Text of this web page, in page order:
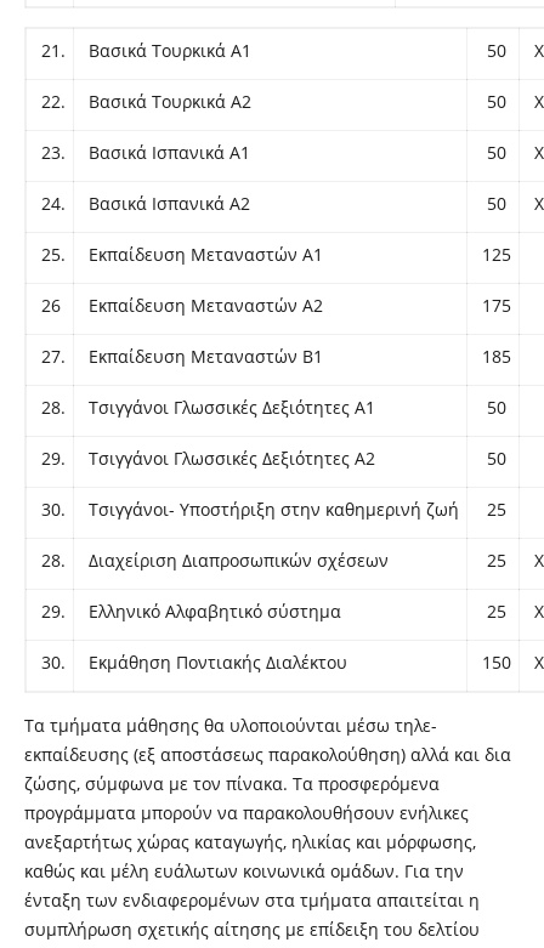
21. Βασικά Τουρκικά Α1 50 Χ
22. Βασικά Τουρκικά Α2 50 Χ
23. Βασικά Ισπανικά Α1 50 Χ
24. Βασικά Ισπανικά Α2 50 Χ
25. Εκπαίδευση Μεταναστών Α1 125
26 Εκπαίδευση Μεταναστών Α2 175
27. Εκπαίδευση Μεταναστών Β1 185
28. Τσιγγάνοι Γλωσσικές Δεξιότητες Α1 50
29. Τσιγγάνοι Γλωσσικές Δεξιότητες Α2 50
30. Τσιγγάνοι- Υποστήριξη στην καθημερινή ζωή 25
28. Διαχείριση Διαπροσωπικών σχέσεων 25 Χ
29. Ελληνικό Αλφαβητικό σύστημα 25 Χ
30. Εκμάθηση Ποντιακής Διαλέκτου 150 Χ
Τα τμήματα μάθησης θα υλοποιούνται μέσω τηλε-
εκπαίδευσης (εξ αποστάσεως παρακολούθηση) αλλά και δια
ζώσης, σύμφωνα με τον πίνακα. Τα προσφερόμενα
προγράμματα μπορούν να παρακολουθήσουν ενήλικες
ανεξαρτήτως χώρας καταγωγής, ηλικίας και μόρφωσης,
καθώς και μέλη ευάλωτων κοινωνικά ομάδων. Για την
ένταξη των ενδιαφερομένων στα τμήματα απαιτείται η
συμπλήρωση σχετικής αίτησης με επίδειξη του δελτίου